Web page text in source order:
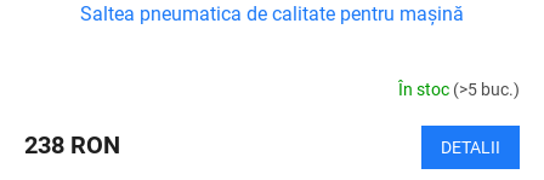
Saltea pneumatica de calitate pentru mașină
În stoc (>5 buc.)
238 RON DETALII